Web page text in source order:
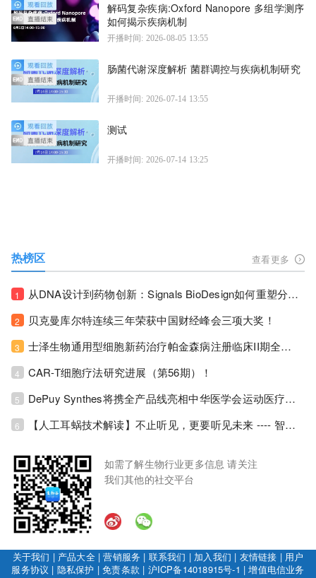
解码复杂疾病:Oxford Nanopore 多组学测序
如何揭示疾病机制
开播时间: 2026-08-05 13:55
肠菌代谢深度解析 菌群调控与疾病机制研究
开播时间: 2026-07-14 13:55
测试
开播时间: 2026-07-14 13:25
热榜区 查看更多
1 从DNA设计到药物创新：Signals BioDesign如何重塑分子生物学研发生态！
2 贝克曼库尔特连续三年荣获中国财经峰会三项大奖！
3 士泽生物通用型细胞新药治疗帕金森病注册临床II期全部入组完成！
4 CAR-T细胞疗法研究进展（第56期）！
5 DePuy Synthes将携全产品线亮相中华医学会运动医疗分会大会，加码布局中国运动医学创新赛道！
6 【人工耳蜗技术解读】不止听见，更要听见未来 ---- 智能耳蜗，开启人工耳蜗技术新纪元！
如需了解生物行业更多信息 请关注
我们其他的社交平台
关于我们 | 产品大全|营销服务 | 联系我们 | 加入我们 | 友情链接 | 用户
服务协议 | 隐私保护 |免责条款 | 沪ICP备14018915号-1 |增值电信业务